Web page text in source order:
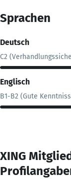
Sprachen
Deutsch
C2
Englisch
B1-B2 (Gute
XING